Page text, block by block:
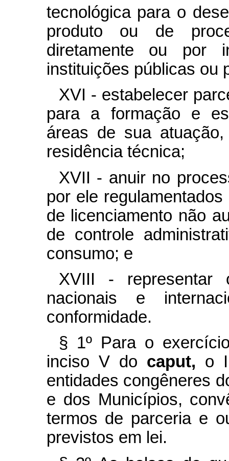
tecnológica para o
produto ou de
diretamente ou por
instituições públicas ou
XVI - estabelecer
para a formação e
áreas de sua
residência técnica;
XVII - anuir no
por ele
de licenciamento não
de controle
consumo; e
XVIII - representar
nacionais e
conformidade.
§ 1º Para o
inciso V do caput, o
entidades congêneres
e dos Municípios,
termos de parceria e
previstos em lei.